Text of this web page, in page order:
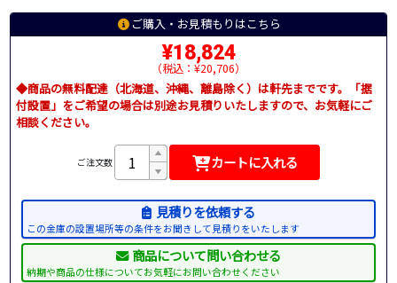
ご購入・お見積もりはこちら
¥18,824
（税込：¥20,706）
◆商品の無料配達（北海道、沖縄、離島除く）は軒先までです。「据
付設置」をご希望の場合は別途お見積りいたしますので、お気軽にご
相談ください。
ご注文数 カートに入れる
見積りを依頼する
この金庫の設置場所等の条件をお聞きして見積りをいたします
商品について問い合わせる
納期や商品の仕様についてお気軽にお問い合わせください